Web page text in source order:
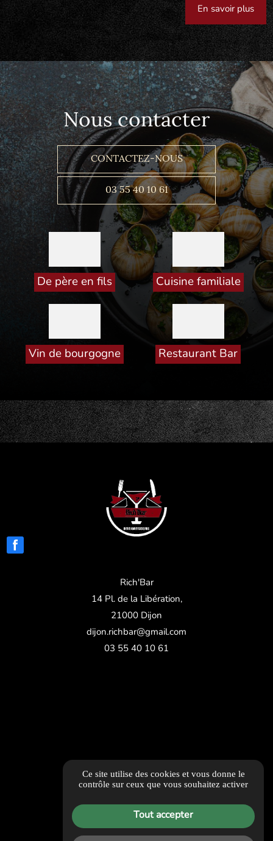
En savoir plus
Nous contacter
CONTACTEZ-NOUS
03 55 40 10 61
De père en fils Cuisine familiale
Vin de bourgogne Restaurant Bar
Rich'Bar
14 Pl. de la Libération,
21000 Dijon
dijon.richbar@gmail.com
03 55 40 10 61
Informations complémentaires
Mentions légales
Ce site utilise des cookies et vous donne le
contrôle sur ceux que vous souhaitez activer
Tout accepter